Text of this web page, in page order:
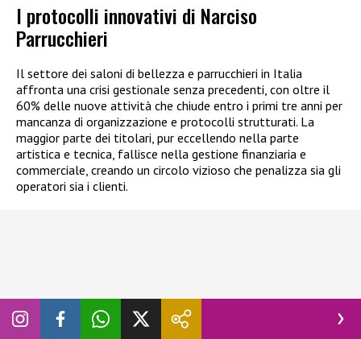
I protocolli innovativi di Narciso
Parrucchieri
Il settore dei saloni di bellezza e parrucchieri in Italia
affronta una crisi gestionale senza precedenti, con oltre il
60% delle nuove attività che chiude entro i primi tre anni per
mancanza di organizzazione e protocolli strutturati. La
maggior parte dei titolari, pur eccellendo nella parte
artistica e tecnica, fallisce nella gestione finanziaria e
commerciale, creando un circolo vizioso che penalizza sia gli
operatori sia i clienti.